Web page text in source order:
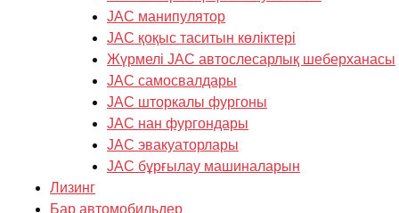
JAC манипулятор
JAC қоқыс таситын көліктері
Жүрмелі JAC автослесарлық шеберханасы
JAC самосвалдары
JAC шторкалы фургоны
JAC нан фургондары
JAC эвакуаторлары
JAC бұрғылау машиналарын
Лизинг
Бар автомобильдер